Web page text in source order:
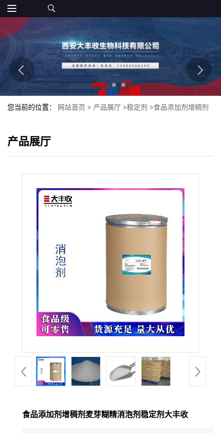
您当前的位置： 网站首页 > 产品展厅 >稳定剂 >食品添加剂增稠剂
产品展厅
食品添加剂增稠剂麦芽糊精消泡剂稳定剂大丰收